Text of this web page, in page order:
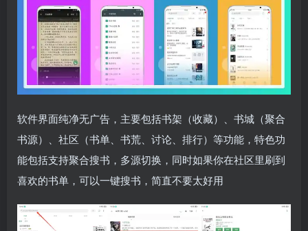
软件界面纯净无广告，主要包括书架（收藏）、书城（聚合
书源）、社区（书单、书荒、讨论、排行）等功能，特色功
能包括支持聚合搜书，多源切换，同时如果你在社区里刷到
喜欢的书单，可以一键搜书，简直不要太好用